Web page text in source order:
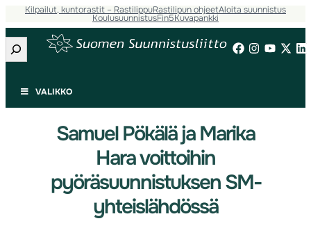
Kilpailut, kuntorastit – RastilippuRastilipun ohjeetAloita suunnistus
KoulusuunnistusFin5Kuvapankki
Etsi
VALIKKO
Samuel Pökälä ja Marika
Hara voittoihin
pyöräsuunnistuksen SM-
yhteislähdössä